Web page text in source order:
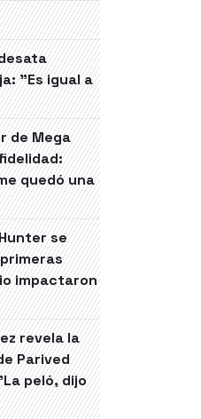
"Es igual a
de Mega
quedó una
se
impactaron
revela la
Parived
peló, dijo